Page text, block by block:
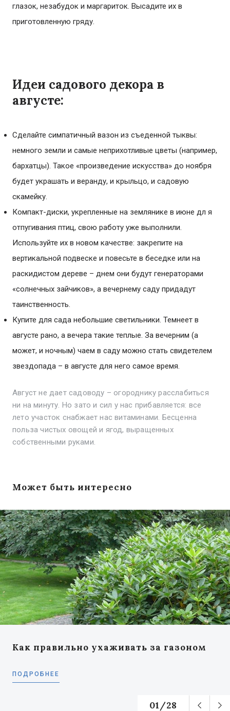
глазок, незабудок и маргариток. Высадите их в
приготовленную гряду.
Идеи садового декора в
августе:
Сделайте симпатичный вазон из съеденной тыквы:
немного земли и самые неприхотливые цветы (например,
бархатцы). Такое «произведение искусства» до ноября
будет украшать и веранду, и крыльцо, и садовую
скамейку.
Компакт-диски, укрепленные на землянике в июне дл я
отпугивания птиц, свою работу уже выполнили.
Используйте их в новом качестве: закрепите на
вертикальной подвеске и повесьте в беседке или на
раскидистом дереве – днем они будут генераторами
«солнечных зайчиков», а вечернему саду придадут
таинственность.
Купите для сада небольшие светильники. Темнеет в
августе рано, а вечера такие теплые. За вечерним (а
может, и ночным) чаем в саду можно стать свидетелем
звездопада – в августе для него самое время.
Август не дает садоводу – огороднику расслабиться
ни на минуту. Но зато и сил у нас прибавляется: все
лето участок снабжает нас витаминами. Бесценна
польза чистых овощей и ягод, выращенных
собственными руками.
Может быть интересно
Как правильно ухаживать за газоном
ПОДРОБНЕЕ
01/28